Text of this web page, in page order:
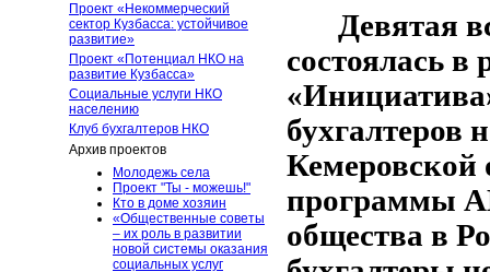
Проект «Некоммерческий
сектор Кузбасса: устойчивое
развитие»
Проект «Потенциал НКО на
развитие Кузбасса»
Социальные услуги НКО
населению
Клуб бухгалтеров НКО
Архив проектов
Молодежь села
Проект "Ты - можешь!"
Кто в доме хозяин
«Общественные советы
– их роль в развитии
новой системы оказания
социальных услуг
Девятая
состоялась в
бухгалтеров
Кемеровской
программы
общества в